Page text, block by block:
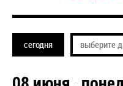
сегодня